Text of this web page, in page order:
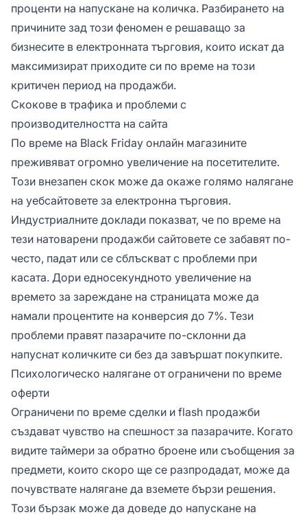
проценти на напускане на количка. Разбирането на
причините зад този феномен е решаващо за
бизнесите в електронната търговия, които искат да
максимизират приходите си по време на този
критичен период на продажби.
Скокове в трафика и проблеми с
производителността на сайта
По време на Black Friday онлайн магазините
преживяват огромно увеличение на посетителите.
Този внезапен скок може да окаже голямо налягане
на уебсайтовете за електронна търговия.
Индустриалните доклади показват, че по време на
тези натоварени продажби сайтовете се забавят по-
често, падат или се сблъскват с проблеми при
касата. Дори едносекундното увеличение на
времето за зареждане на страницата може да
намали процентите на конверсия до 7%. Тези
проблеми правят пазарачите по-склонни да
напуснат количките си без да завършат покупките.
Психологическо налягане от ограничени по време
оферти
Ограничени по време сделки и flash продажби
създават чувство на спешност за пазарачите. Когато
видите таймери за обратно броене или съобщения за
предмети, които скоро ще се разпродадат, може да
почувствате налягане да вземете бързи решения.
Този бързак може да доведе до напускане на